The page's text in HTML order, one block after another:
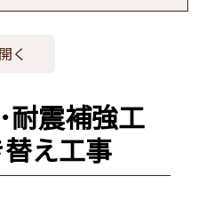
く
耐震補強工
え工事